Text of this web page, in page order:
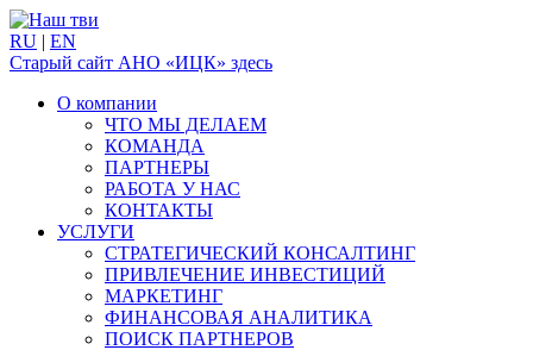
RU | EN
Старый сайт АНО «ИЦК» здесь
О компании
ЧТО МЫ ДЕЛАЕМ
КОМАНДА
ПАРТНЕРЫ
РАБОТА У НАС
КОНТАКТЫ
УСЛУГИ
СТРАТЕГИЧЕСКИЙ КОНСАЛТИНГ
ПРИВЛЕЧЕНИЕ ИНВЕСТИЦИЙ
МАРКЕТИНГ
ФИНАНСОВАЯ АНАЛИТИКА
ПОИСК ПАРТНЕРОВ